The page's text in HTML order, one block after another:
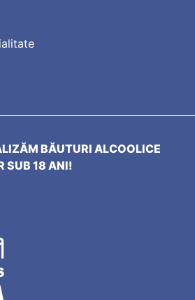
BĂUTURI ALCOOLICE
SUB 18 ANI!